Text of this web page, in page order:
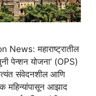
महाराष्ट्रातील
पेन्शन योजना’ (OPS)
संवेदनशील आणि
महिन्यांपासून आझाद